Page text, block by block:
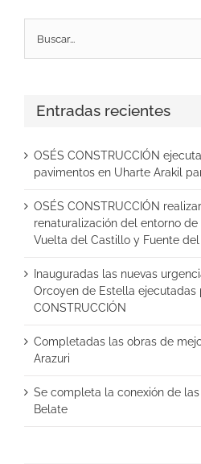
Entradas recientes
OSÉS CONSTRUCCIÓN
pavimentos en Uharte Arakil
OSÉS CONSTRUCCIÓN
renaturalización del entorno de
Vuelta del Castillo y Fuente
Inauguradas las nuevas
Orcoyen de Estella ejecutadas
CONSTRUCCIÓN
Completadas las obras de
Arazuri
Se completa la conexión de
Belate